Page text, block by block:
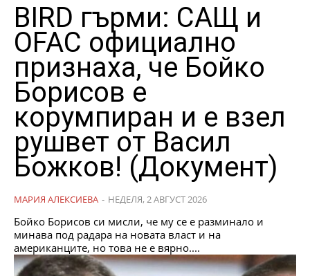
BIRD гърми: САЩ и
OFAC официално
признаха, че Бойко
Борисов е
корумпиран и е взел
рушвет от Васил
Божков! (Документ)
МАРИЯ АЛЕКСИЕВА - НЕДЕЛЯ, 2 АВГУСТ 2026
Бойко Борисов си мисли, че му се е разминало и
минава под радара на новата власт и на
американците, но това не е вярно....